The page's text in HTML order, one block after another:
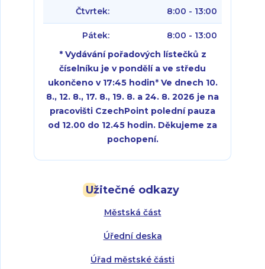
Užitečné odkazy
Městská část
Úřední deska
Úřad městské části
Čtvrtek: 8:00 - 13:00
Pátek:
8:00 - 13:00
* Vydávání pořadových lístečků z
číselníku je v pondělí a ve středu
ukončeno v 17:45 hodin* Ve dnech 10.
8., 12. 8., 17. 8., 19. 8. a 24. 8. 2026 je na
pracovišti CzechPoint polední pauza
od 12.00 do 12.45 hodin. Děkujeme za
pochopení.
Úterý: 8:00 - 16:00
Úterý: 8:00 - 13:00